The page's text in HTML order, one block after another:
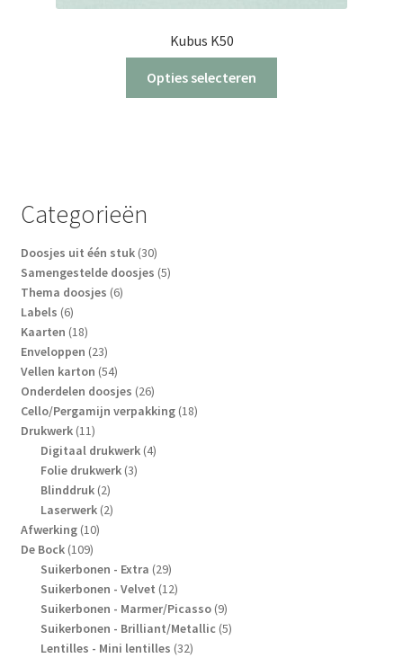
Kubus K50
Opties selecteren
Categorieën
Doosjes uit één stuk 3030
producten
Samengestelde doosjes 55
Thema doosjes 66
Labels 66
producten
Kaarten 1818
producten
Enveloppen 2323
producten
Vellen karton 5454
producten
Onderdelen doosjes 2626
producten
Cello/Pergamijn verpakking 1818
Drukwerk 1111
producten
Digitaal drukwerk 44
Folie drukwerk 33
Blinddruk 22
producten
Laserwerk 22
Afwerking 1010
De Bock 109109
producten
Suikerbonen - Extra 2929
producten
Suikerbonen - Velvet 1212
producten
Suikerbonen - Marmer/Picasso 99
producten
Suikerbonen - Brilliant/Metallic 55
Lentilles - Mini lentilles 3232